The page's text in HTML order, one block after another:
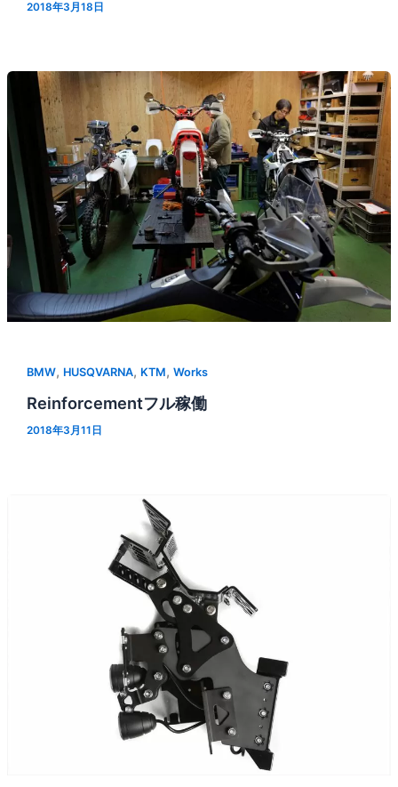
2018年3月18日
BMW, HUSQVARNA, KTM, Works
Reinforcementフル稼働
2018年3月11日